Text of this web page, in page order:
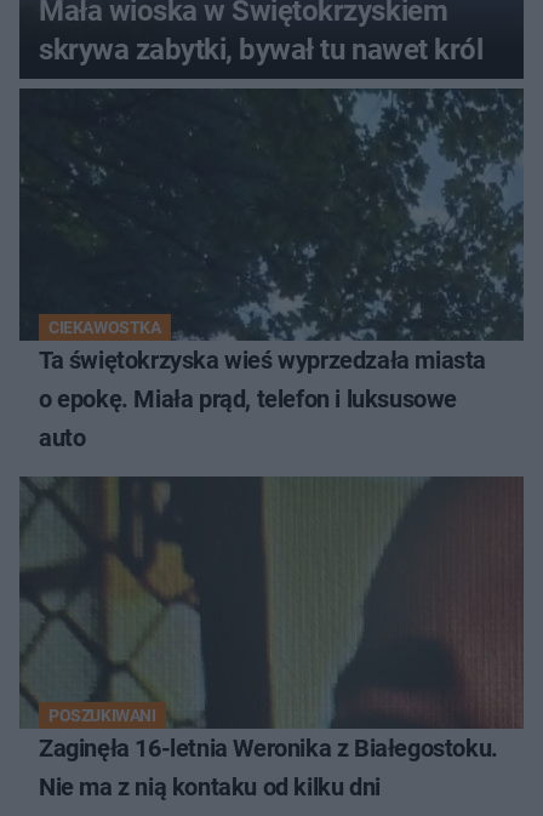
Mała wioska w Świętokrzyskiem
skrywa zabytki, bywał tu nawet król
CIEKAWOSTKA
Ta świętokrzyska wieś wyprzedzała miasta
o epokę. Miała prąd, telefon i luksusowe
auto
POSZUKIWANI
Zaginęła 16-letnia Weronika z Białegostoku.
Nie ma z nią kontaku od kilku dni